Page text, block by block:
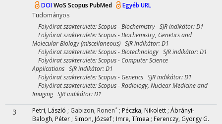
DOIWoS Scopus PubMed
Egyéb URL
Tudományos
Folyóirat szakterülete: Scopus - Biochemistry SJR indikátor: D1
Folyóirat szakterülete: Scopus - Biochemistry, Genetics and
Molecular Biology (miscellaneous) SJR indikátor: D1
Folyóirat szakterülete: Scopus - Biotechnology SJR indikátor: D1
Folyóirat szakterülete: Scopus - Computer Science
Applications SJR indikátor: D1
Folyóirat szakterülete: Scopus - Genetics SJR indikátor: D1
Folyóirat szakterülete: Scopus - Radiology, Nuclear Medicine and
Imaging SJR indikátor: D1
3 Petri, László ; Gabizon, Ronen* ; Péczka, Nikolett ; Ábrányi-
Balogh, Péter ; Simon, József ; Imre, Tímea ; Ferenczy, György G.